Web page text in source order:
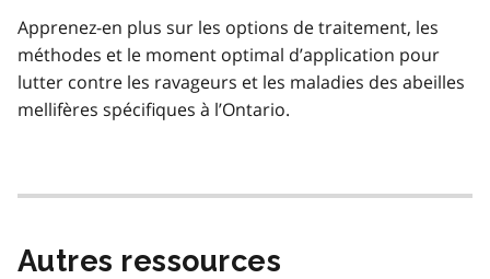
Apprenez-en plus sur les options de traitement, les
méthodes et le moment optimal d’application pour
lutter contre les ravageurs et les maladies des abeilles
mellifères spécifiques à l’Ontario.
Autres ressources